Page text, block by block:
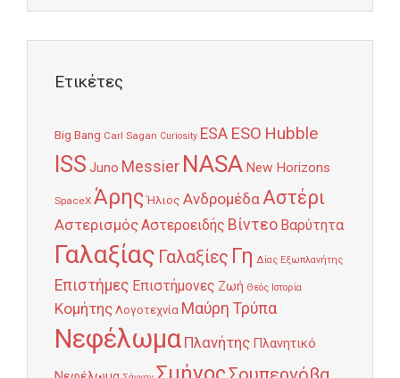
Ετικέτες
Big Bang Carl Sagan Curiosity ESA ESO Hubble
ISS Juno Messier NASA New Horizons
SpaceX Άρης Ήλιος ΑνδρομέδαΑστέρι
ΑστερισμόςΑστεροειδής Βίντεο Βαρύτητα
Γαλαξίας Γαλαξίες Γη Δίας Εξωπλανήτης
Επιστήμες Επιστήμονες Ζωή Θεός Ιστορία
Κομήτης Λογοτεχνία Μαύρη Τρύπα
Νεφέλωμα Πλανήτης Πλανητικό